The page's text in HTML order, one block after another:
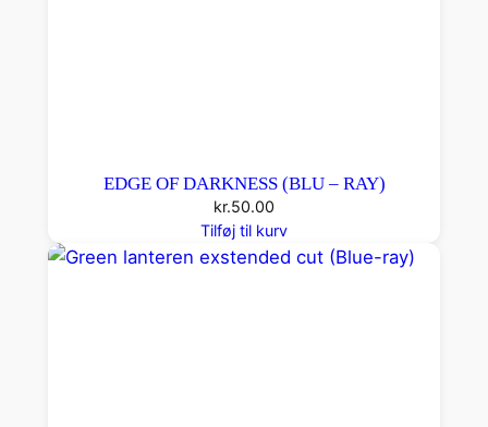
EDGE OF DARKNESS (BLU – RAY)
kr.50.00
Tilføj til kurv